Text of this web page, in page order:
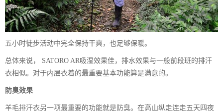
五小时徒步活动中完全保持干爽，也足够保暖。
总体来说， SATORO AR吸湿效果佳，排水效果与一般前段班的排汗
衣相似。对于内层衣着的最重要基本功能算是满意的。
防臭效果
羊毛排汗衣另一项最重要的功能就是防臭。在高山纵走连走五天四夜